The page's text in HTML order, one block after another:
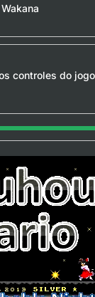
controles do